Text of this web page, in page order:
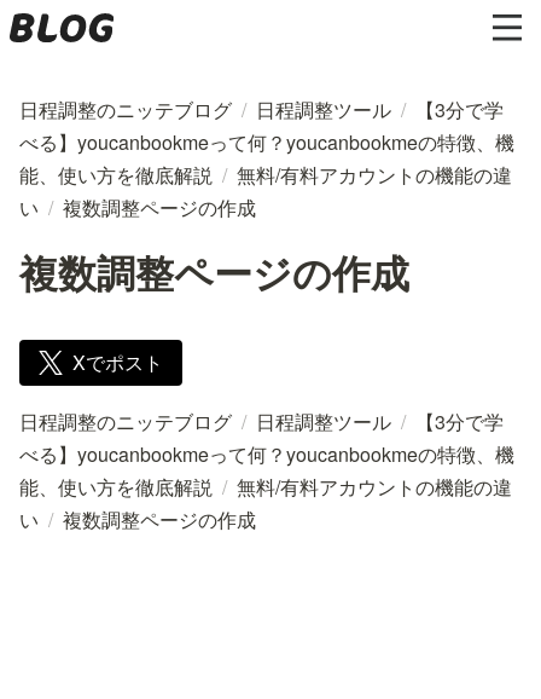
日程調整のニッテブログ / 日程調整ツール /
【3分で学
べる】youcanbookmeって何？youcanbookmeの特徴、機
能、使い方を徹底解説 / 無料/有料アカウントの機能の違
い / 複数調整ページの作成
複数調整ページの作成
Xでポスト
日程調整のニッテブログ / 日程調整ツール /
【3分で学
べる】youcanbookmeって何？youcanbookmeの特徴、機
能、使い方を徹底解説 / 無料/有料アカウントの機能の違
い / 複数調整ページの作成